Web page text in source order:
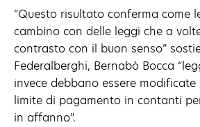
“Questo risultato conferma come
cambino con delle leggi che a
contrasto con il buon senso”
Federalberghi, Bernabò Bocca
invece debbano essere
limite di pagamento in contanti
in affanno”.